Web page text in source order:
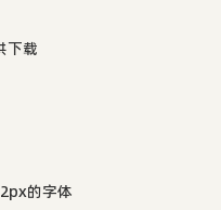
下载
的字体